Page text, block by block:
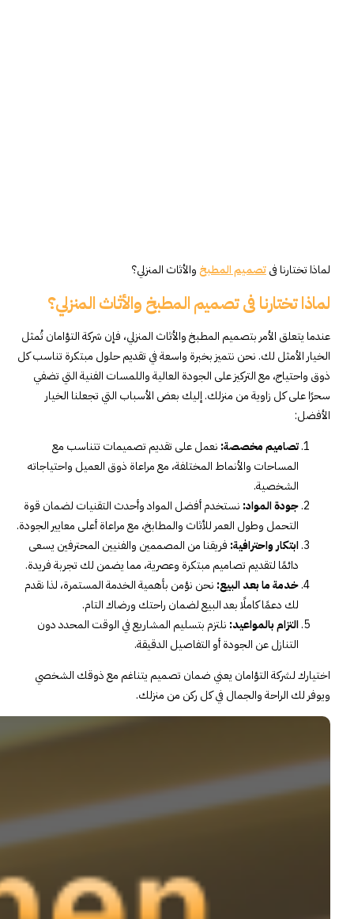
لماذا تختارنا فىتصميم المطبخوالأثاث المنزلي؟
لماذا تختارنا فى تصميم المطبخ والأثاث المنزلي؟
عندما يتعلق الأمر بتصميم المطبخ والأثاث المنزلي، فإن شركة التؤامان تُمثل
الخيار الأمثل لك. نحن نتميز بخبرة واسعة في تقديم حلول مبتكرة تناسب كل
ذوق واحتياج، مع التركيز على الجودة العالية واللمسات الفنية التي تضفي
سحرًا على كل زاوية من منزلك. إليك بعض الأسباب التي تجعلنا الخيار
الأفضل:
تصاميم مخصصة: نعمل على تقديم تصميمات تتناسب مع
المساحات والأنماط المختلفة، مع مراعاة ذوق العميل واحتياجاته
الشخصية.
جودة المواد: نستخدم أفضل المواد وأحدث التقنيات لضمان قوة
التحمل وطول العمر للأثاث والمطابخ، مع مراعاة أعلى معايير الجودة.
ابتكار واحترافية: فريقنا من المصممين والفنيين المحترفين يسعى
دائمًا لتقديم تصاميم مبتكرة وعصرية، مما يضمن لك تجربة فريدة.
خدمة ما بعد البيع: نحن نؤمن بأهمية الخدمة المستمرة، لذا نقدم
لك دعمًا كاملًا بعد البيع لضمان راحتك ورضاك التام.
التزام بالمواعيد: نلتزم بتسليم المشاريع في الوقت المحدد دون
التنازل عن الجودة أو التفاصيل الدقيقة.
اختيارك لشركة التؤامان يعني ضمان تصميم يتناغم مع ذوقك الشخصي
ويوفر لك الراحة والجمال في كل ركن من منزلك.